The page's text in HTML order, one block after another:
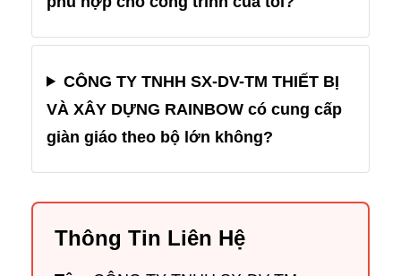
CÔNG TY TNHH SX-DV-TM THIẾT BỊ
VÀ XÂY DỰNG RAINBOW có cung cấp
giàn giáo theo bộ lớn không?
Thông Tin Liên Hệ